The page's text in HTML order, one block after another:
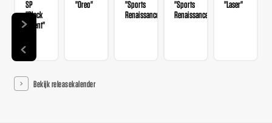
SP
"Black
Patent"
"Oreo"
"Sports
Renaissance"
"Sports
Renaissance"
"Laser"
Bekijk releasekalender